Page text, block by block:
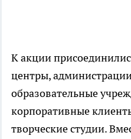
К акции
центры,
образовательные
корпоративные
творческие студии.